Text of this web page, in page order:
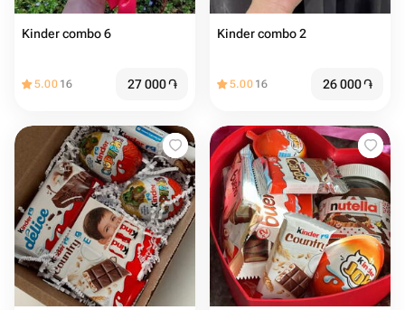
Kinder combo 6
5.00 16 27 000֏
Kinder combo 2
5.00 16 26 000֏